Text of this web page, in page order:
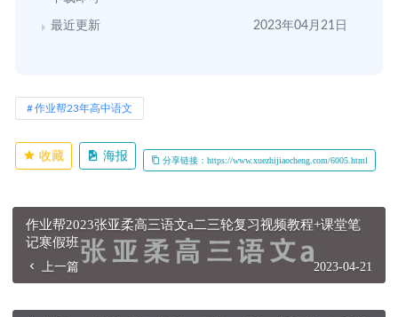
最近更新 2023年04月21日
作业帮23年高中语文
收藏 海报 分享链接：https://www.xuezhijiaocheng.com/6005.html
作业帮2023张亚柔高三语文a二三轮复习视频教程+课堂笔
记寒假班
上一篇 2023-04-21